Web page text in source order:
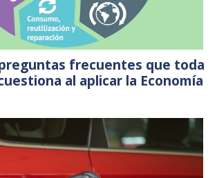
preguntas frecuentes que toda
al aplicar la Economía